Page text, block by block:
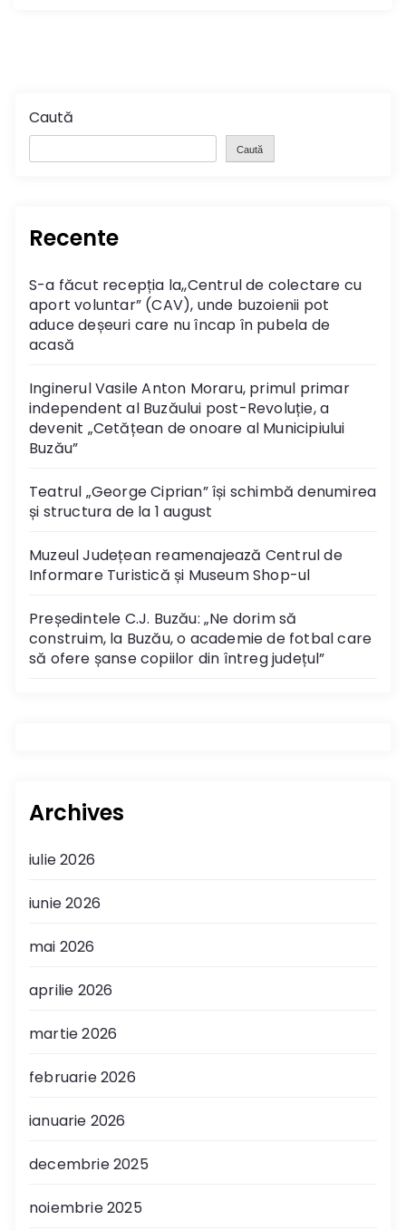
Caută
Caută
Recente
S-a făcut recepția la,,Centrul de colectare cu
aport voluntar” (CAV), unde buzoienii pot
aduce deșeuri care nu încap în pubela de
acasă
Inginerul Vasile Anton Moraru, primul primar
independent al Buzăului post-Revoluție, a
devenit „Cetățean de onoare al Municipiului
Buzău”
Teatrul „George Ciprian” își schimbă denumirea
și structura de la 1 august
Muzeul Județean reamenajează Centrul de
Informare Turistică și Museum Shop-ul
Președintele C.J. Buzău: „Ne dorim să
construim, la Buzău, o academie de fotbal care
să ofere șanse copiilor din întreg județul”
Archives
iulie 2026
iunie 2026
mai 2026
aprilie 2026
martie 2026
februarie 2026
ianuarie 2026
decembrie 2025
noiembrie 2025